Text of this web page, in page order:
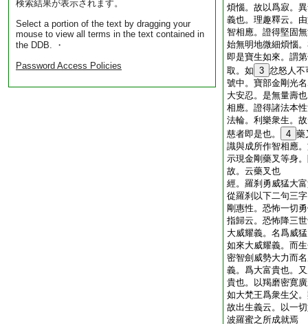
検索結果が表示されます。
Select a portion of the text by dragging your
mouse to view all terms in the text contained in
the DDB. ・
Password Access Policies
煩惱。故以爲寂。
義也。理趣釋云。
智相應。證得堅固
始無明地微細煩惱
即是寶生如來。謂
取。如 3 忿怒人不
號中。寶部金剛光
大安忍。是無量壽
相應。證得諸法本
法輪。利樂衆生。
慈者即是也。
4 藥
識與成所作智相應
示現金剛藥叉等身
故。云藥叉也
經。羅刹勇威猛大
從羅刹以下二句三
剛惠性。恐怖一切
指歸云。恐怖降三
大威耀義。名爲威
如來大威耀義。而
密智劍威勢大力而
義。爲大富貴也。
貴也。以羯磨密寛
如大梵王爲衆生父
故出生義云。以一
波羅蜜之所成就焉